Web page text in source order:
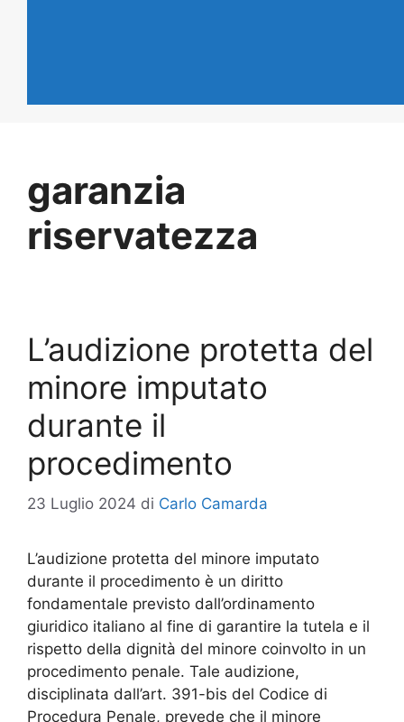
garanzia
riservatezza
L’audizione protetta del
minore imputato
durante il
procedimento
23 Luglio 2024 di Carlo Camarda
L’audizione protetta del minore imputato
durante il procedimento è un diritto
fondamentale previsto dall’ordinamento
giuridico italiano al fine di garantire la tutela e il
rispetto della dignità del minore coinvolto in un
procedimento penale. Tale audizione,
disciplinata dall’art. 391-bis del Codice di
Procedura Penale, prevede che il minore